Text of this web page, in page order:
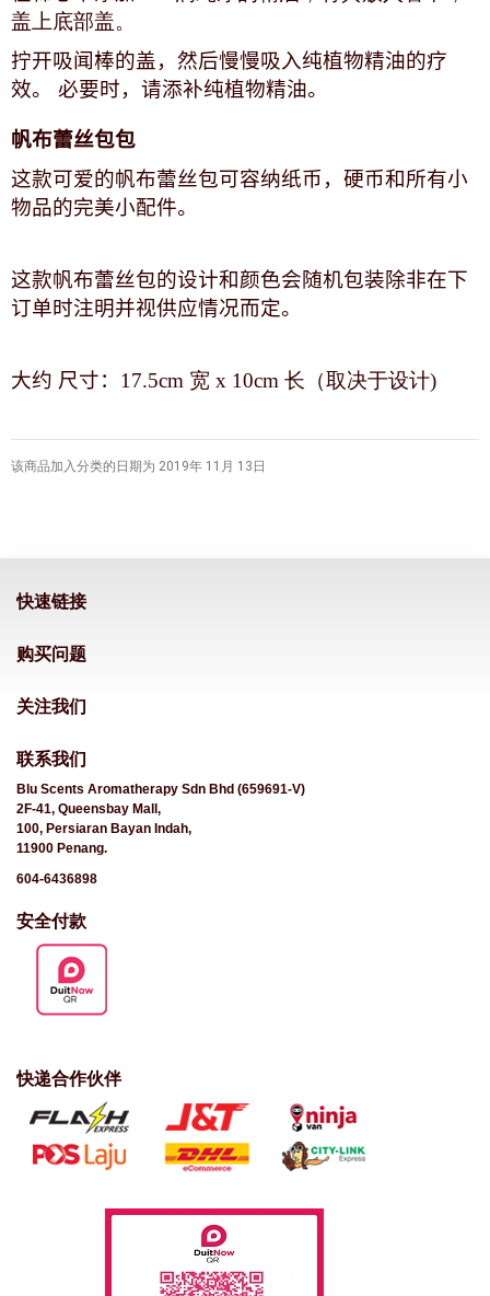
盖上底部盖。
拧开吸闻棒的盖，然后慢慢吸入纯植物精油的疗
效。 必要时，请添补纯植物精油。
帆布蕾丝包包
这款可爱的帆布蕾丝包可容纳纸币，硬币和所有小
物品的完美小配件。
这款帆布蕾丝包的设计和颜色会随机包装除非在下
订单时注明并视供应情况而定。
大约 尺寸： 17.5cm 宽 x 10cm 长（取决于设计)
该商品加入分类的日期为 2019年 11月 13日
快速链接
购买问题
关注我们
联系我们
Blu Scents Aromatherapy Sdn Bhd (659691-V)
2F-41, Queensbay Mall,
100, Persiaran Bayan Indah,
11900 Penang.
604-6436898
安全付款
快递合作伙伴